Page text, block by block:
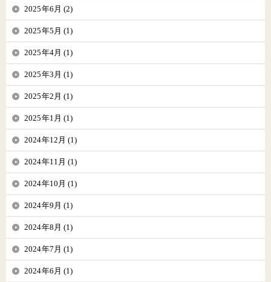
2025年6月 (2)
2025年5月 (1)
2025年4月 (1)
2025年3月 (1)
2025年2月 (1)
2025年1月 (1)
2024年12月 (1)
2024年11月 (1)
2024年10月 (1)
2024年9月 (1)
2024年8月 (1)
2024年7月 (1)
2024年6月 (1)